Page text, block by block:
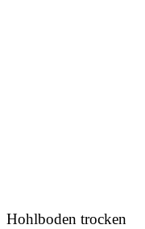
Hohlboden trocken